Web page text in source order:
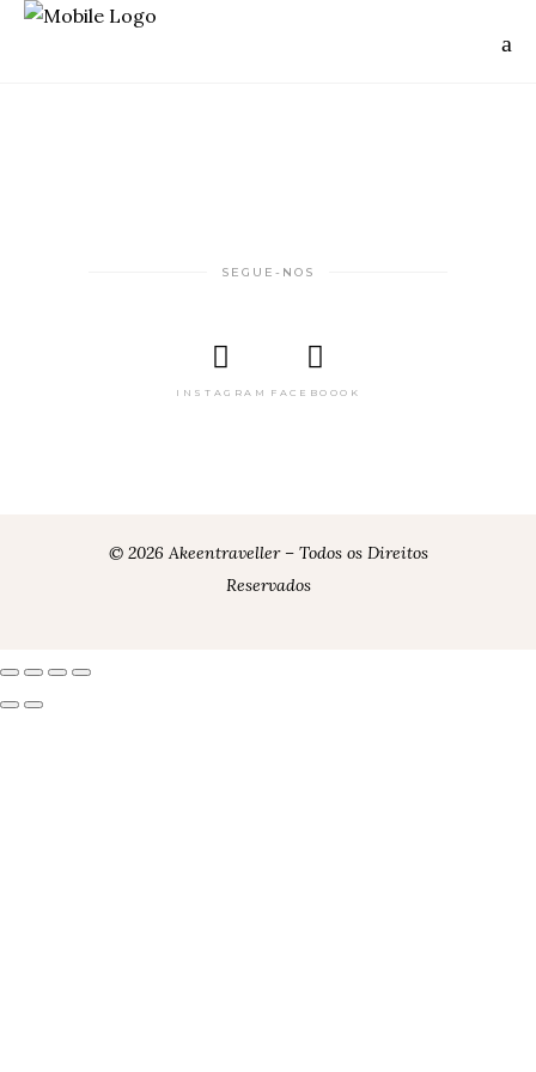
SEGUE-NOS
INSTAGRAM FACEBOOOK
© 2026 Akeentraveller – Todos os Direitos
Reservados